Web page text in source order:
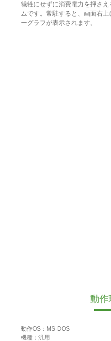
犠牲にせずに消費電力を押さ
ムです。常駐すると、画面右
ーグラフが表示されます。
動作
動作OS：MS-DOS
機種：汎用